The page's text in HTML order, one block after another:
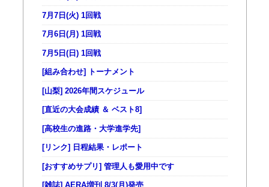
7月7日(火) 1回戦
7月6日(月) 1回戦
7月5日(日) 1回戦
[組み合わせ] トーナメント
[山梨] 2026年間スケジュール
[直近の大会成績 ＆ ベスト8]
[高校生の進路・大学進学先]
[リンク] 日程結果・レポート
[おすすめサプリ] 管理人も愛用中です
[雑誌] AERA増刊 8/3(月)発売